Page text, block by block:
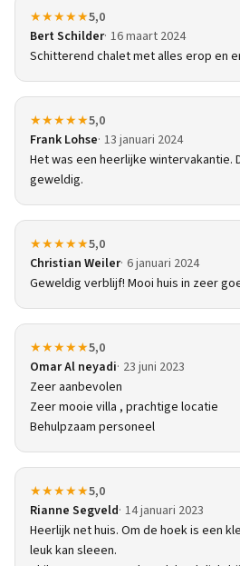
★★★★★5,0
Bert Schilder 16 maart 2024
Schitterend chalet met alles erop en
★★★★★5,0
Frank Lohse 13 januari 2024
Het was een heerlijke wintervakantie.
geweldig.
★★★★★5,0
Christian Weiler 6 januari 2024
Geweldig verblijf! Mooi huis in zeer
★★★★★5,0
Omar Al neyadi 23 juni 2023
Zeer aanbevolen
Zeer mooie villa , prachtige locatie
Behulpzaam personeel
★★★★★5,0
Rianne Segveld 14 januari 2023
Heerlijk net huis. Om de hoek is een
leuk kan sleeen.